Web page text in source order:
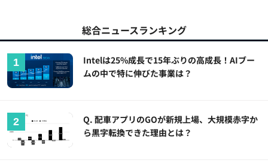
総合ニュースランキング
Intelは25%成長で15年ぶりの高成長！AIブー
ムの中で特に伸びた事業は？
Q. 配車アプリのGOが新規上場、大規模赤字か
ら黒字転換できた理由とは？